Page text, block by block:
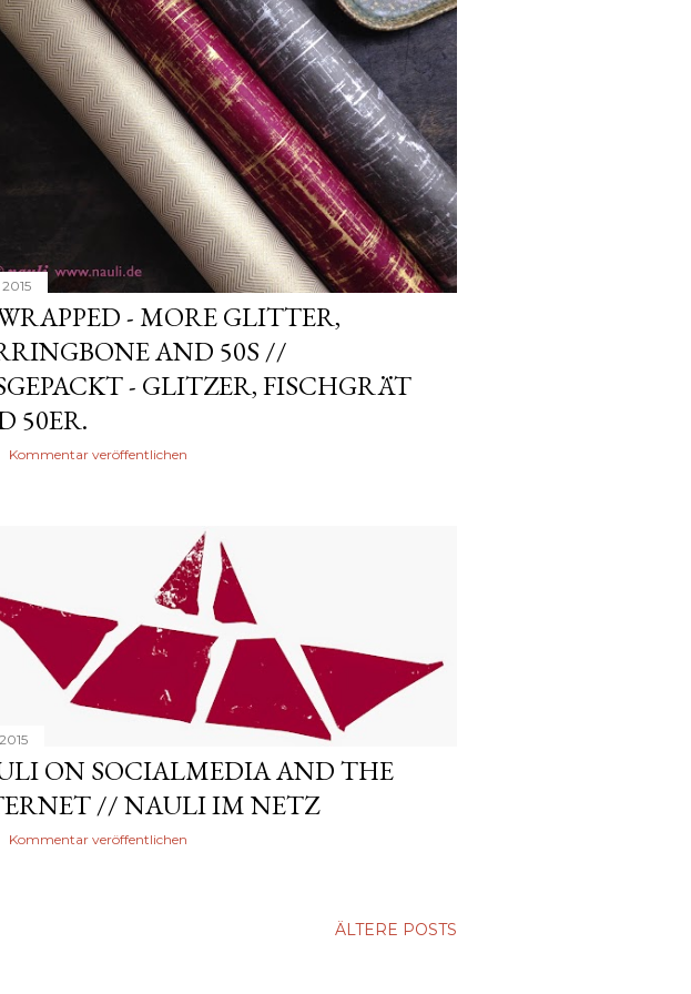
- MORE GLITTER,
AND 50S //
- GLITZER, FISCHGRÄT
50ER.
Kommentar veröffentlichen
ON SOCIALMEDIA AND THE
// NAULI IM NETZ
Kommentar veröffentlichen
ÄLTERE POSTS